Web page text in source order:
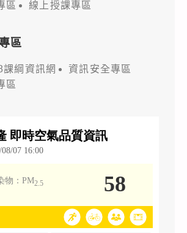
區 線上授課專區
區
綱資訊網
資訊安全專區
區